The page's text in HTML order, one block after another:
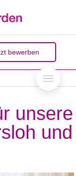
bewerben
unsere
und